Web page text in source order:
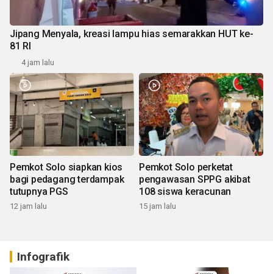
Jipang Menyala, kreasi lampu hias semarakkan HUT ke-
81 RI
4 jam lalu
Pemkot Solo siapkan kios
bagi pedagang terdampak
tutupnya PGS
12 jam lalu
Pemkot Solo perketat
pengawasan SPPG akibat
108 siswa keracunan
15 jam lalu
Infografik